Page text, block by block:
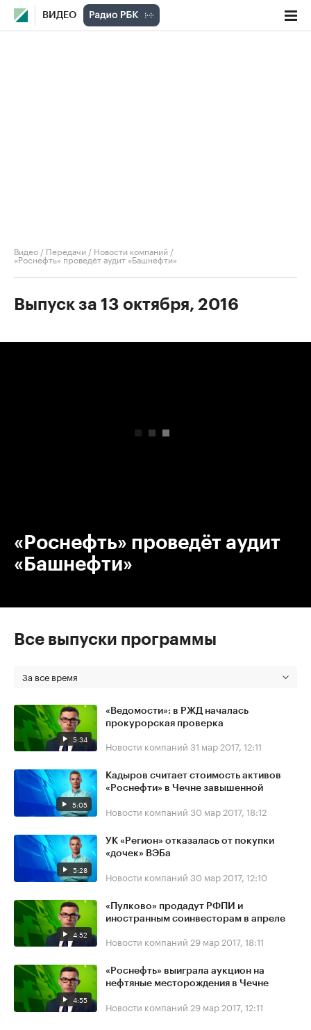
ВИДЕО
Видео / Передачи / Новости компаний /
«Роснефть» проведёт аудит «Башнефти»
Выпуск за 13 октября, 2016
«Роснефть» проведёт аудит
«Башнефти»
Все выпуски программы
За все время
5:34
«Ведомости»: в РЖД началась
прокурорская проверка
Новости компаний 31 мар 2017, 12:11
5:05
Кадыров считает стоимость активов
«Роснефти» в Чечне завышенной
Новости компаний 30 мар 2017, 18:12
5:28
УК «Регион» отказалась от покупки
«дочек» ВЭБа
Новости компаний 30 мар 2017, 12:10
4:52
«Пулково» продадут РФПИ и
иностранным соинвесторам в апреле
Новости компаний 29 мар 2017, 18:11
4:55
«Роснефть» выиграла аукцион на
нефтяные месторождения в Чечне
Новости компаний 29 мар 2017, 12:11